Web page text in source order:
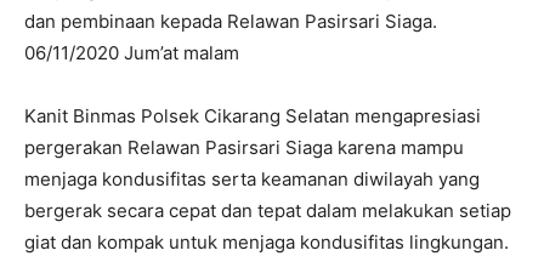
dan pembinaan kepada Relawan Pasirsari Siaga.
06/11/2020 Jum’at malam
Kanit Binmas Polsek Cikarang Selatan mengapresiasi
pergerakan Relawan Pasirsari Siaga karena mampu
menjaga kondusifitas serta keamanan diwilayah yang
bergerak secara cepat dan tepat dalam melakukan setiap
giat dan kompak untuk menjaga kondusifitas lingkungan.